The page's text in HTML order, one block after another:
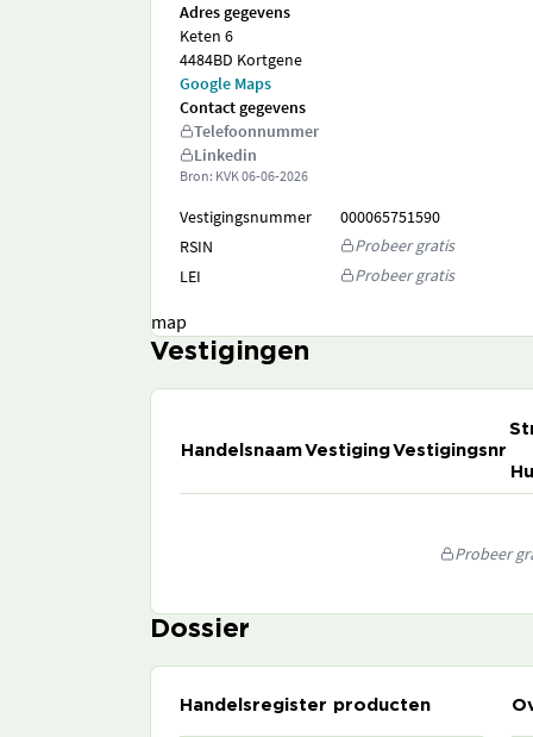
Adres gegevens
Keten 6
4484BD Kortgene
Google Maps
Contact gegevens
Telefoonnummer
Linkedin
Bron: KVK06-06-2026
Vestigingsnummer
000065751590
RSIN
Probeer gratis
LEI
Probeer gratis
map
Vestigingen
HandelsnaamVestigingVestigingsnr
Probeer
Dossier
Handelsregister producten